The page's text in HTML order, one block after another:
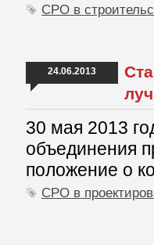
СРО в
24.06.2013
30 мая 2013
объединения
положение о
СРО в